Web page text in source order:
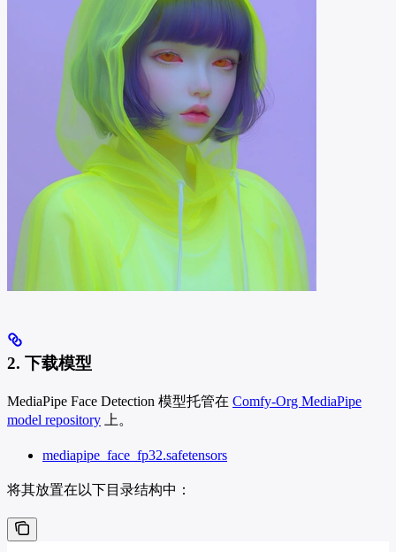
2. 下载模型
MediaPipe Face Detection 模型托管在 Comfy-Org MediaPipe
model repository 上。
mediapipe_face_fp32.safetensors
将其放置在以下目录结构中：